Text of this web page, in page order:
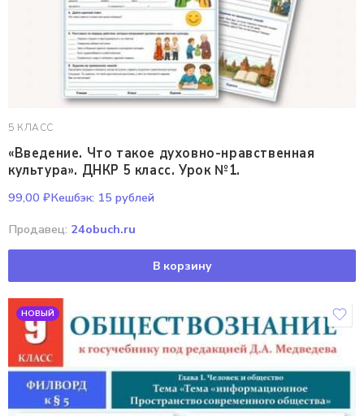
5 КЛАСС
«Введение. Что такое духовно-нравственная
культура». ДНКР 5 класс. Урок №1.
99,00 ₽Кешбэк: 15 рублей
Продавец: 24obuch.ru
В корзину
НОВЫЙ